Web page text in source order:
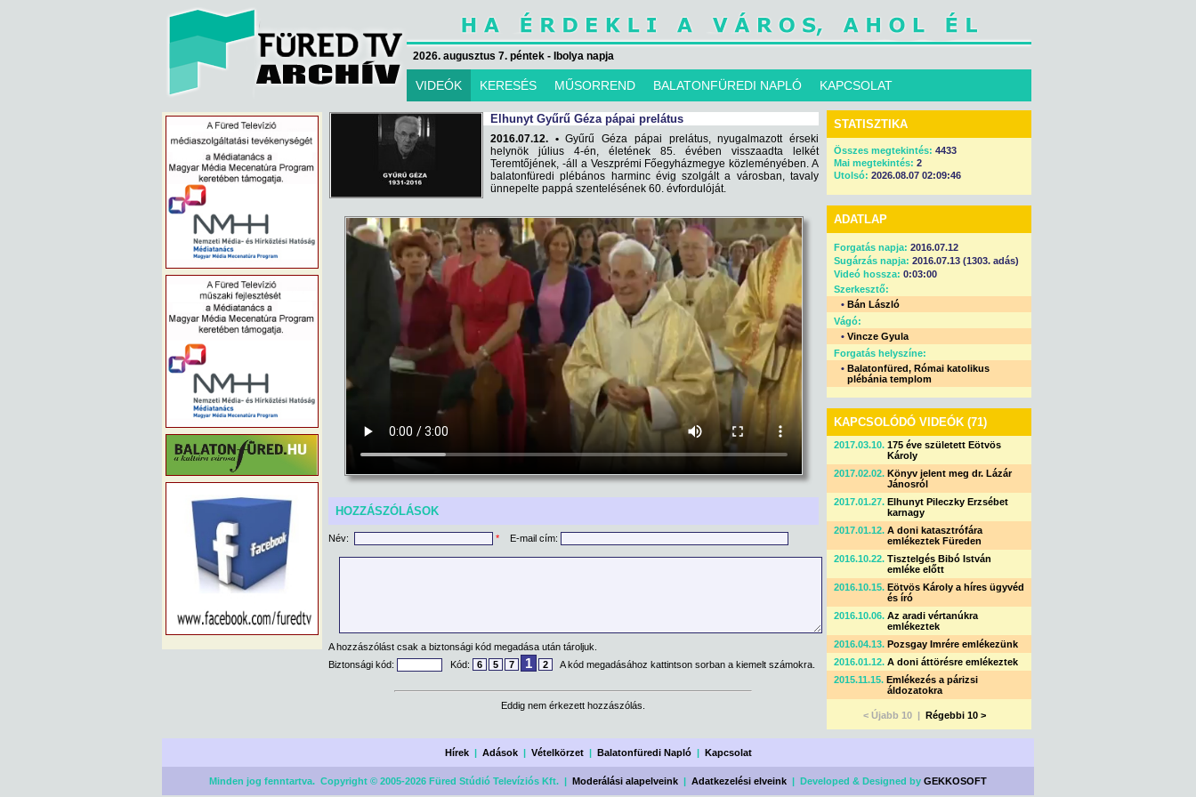
2026. augusztus 7. péntek - Ibolya napja
VIDEÓK KERESÉS MŰSORREND BALATONFÜREDI NAPLÓ KAPCSOLAT
Elhunyt Gyűrű Géza pápai prelátus
2016.07.12. •Gyűrű Géza pápai prelátus, nyugalmazott érseki
helynök július 4-én, életének 85. évében visszaadta lelkét
Teremtőjének, -áll a Veszprémi Főegyházmegye közleményében. A
balatonfüredi plébános harminc évig szolgált a városban, tavaly
ünnepelte pappá szentelésének 60. évfordulóját.
HOZZÁSZÓLÁSOK
Név: * E-mail cím:
A hozzászólást csak a biztonsági kód megadása után tároljuk.
Biztonsági kód:
Kód: 6 5 7 1 2 A kód megadásához kattintson sorban a kiemelt számokra.
Eddig nem érkezett hozzászólás.
STATISZTIKA
Összes megtekintés: 4433
Mai megtekintés: 2
Utolsó: 2026.08.07 02:09:46
ADATLAP
Forgatás napja: 2016.07.12
Sugárzás napja: 2016.07.13 (1303. adás)
Videó hossza: 0:03:00
Szerkesztő:
• Bán László
Vágó:
• Vincze Gyula
Forgatás helyszíne:
• Balatonfüred, Római katolikus
plébánia templom
KAPCSOLÓDÓ VIDEÓK (71)
2017.03.10. 175 éve született Eötvös
Károly
2017.02.02. Könyv jelent meg dr. Lázár
Jánosról
2017.01.27. Elhunyt Pileczky Erzsébet
karnagy
2017.01.12. A doni katasztrófára
emlékeztek Füreden
2016.10.22. Tisztelgés Bibó István
emléke előtt
2016.10.15. Eötvös Károly a híres ügyvéd
és író
2016.10.06. Az aradi vértanúkra
emlékeztek
2016.04.13. Pozsgay Imrére emlékezünk
2016.01.12. A doni áttörésre emlékeztek
2015.11.15. Emlékezés a párizsi
áldozatokra
< Újabb 10 | Régebbi 10 >
Hírek| Adások| Vételkörzet| Balatonfüredi Napló| Kapcsolat
Minden jog fenntartva. Copyright © 2005-2026 Füred Stúdió Televíziós Kft. | Moderálási alapelveink | Adatkezelési elveink | Developed & Designed by GEKKOSOFT